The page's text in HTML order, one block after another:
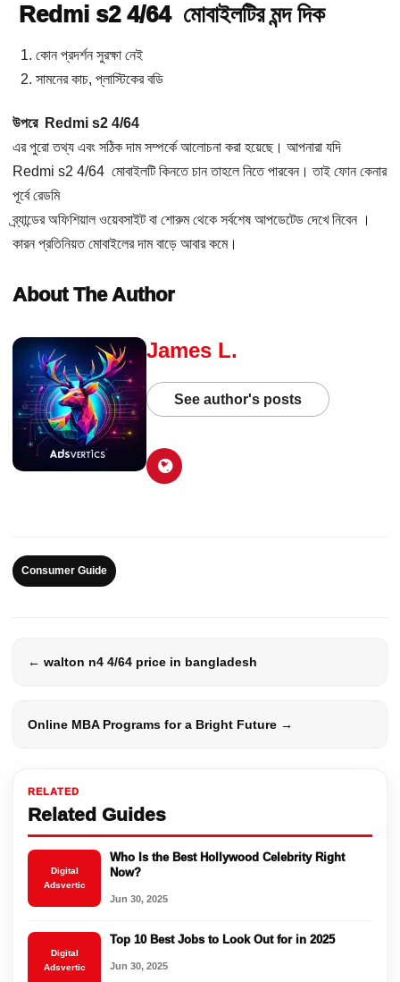
RELATED
Related Guides
Digital
Adsvertic
Who Is the Best Hollywood Celebrity Right
Now?
Jun 30, 2025
Digital
Adsvertic
Top 10 Best Jobs to Look Out for in 2025
Jun 30, 2025
Redmi s2 4/64 মোবাইলটির মন্দ দিক
কোন প্রদর্শন সুরক্ষা নেই
সামনের কাচ, প্লাস্টিকের বডি
উপরে Redmi s2 4/64
এর পুরো তথ্য এবং সঠিক দাম সম্পর্কে আলোচনা করা হয়েছে। আপনারা যদি
Redmi s2 4/64 মোবাইলটি কিনতে চান তাহলে নিতে পারবেন। তাই ফোন কেনার
পূর্বে রেডমি
ব্র্যান্ডের অফিশিয়াল ওয়েবসাইট বা শোরুম থেকে সর্বশেষ আপডেটেড দেখে নিবেন ।
কারন প্রতিনিয়ত মোবাইলের দাম বাড়ে আবার কমে।
About The Author
James L.
See author's posts
Consumer Guide
← walton n4 4/64 price in bangladesh
Online MBA Programs for a Bright Future →